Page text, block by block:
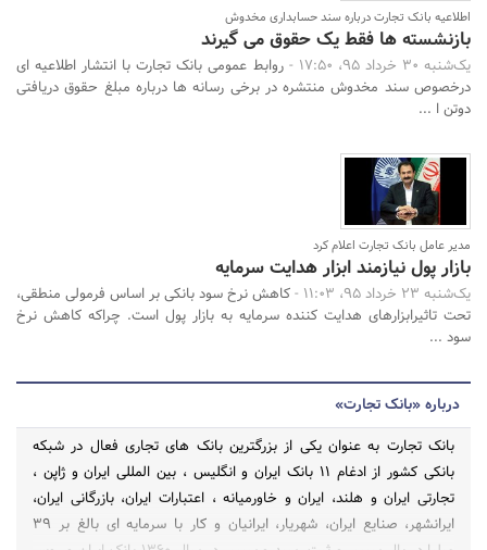
اطلاعیه بانک تجارت درباره سند حسابداری مخدوش
بازنشسته ها فقط یک حقوق می گیرند
یک‌شنبه 30 خرداد 95، 17:50 -
روابط عمومی بانک تجارت با انتشار اطلاعیه ای
درخصوص سند مخدوش منتشره در برخی رسانه ها درباره مبلغ حقوق دریافتی
دوتن ا ...
مدیر عامل بانک تجارت اعلام کرد
بازار پول نیازمند ابزار هدایت سرمایه
یک‌شنبه 23 خرداد 95، 11:03 -
کاهش نرخ سود بانکی بر اساس فرمولی منطقی،
تحت تاثیرابزارهای هدایت کننده سرمایه به بازار پول است. چراکه کاهش نرخ
سود ...
درباره «بانک تجارت»
بانک تجارت به عنوان یکی از بزرگترین بانک های تجاری فعال در شبکه
بانکی کشور از ادغام 11 بانک ایران و انگلیس ، بین المللی ایران و ژاپن ،
تجارتی ایران و هلند، ایران و خاورمیانه ، اعتبارات ایران، بازرگانی ایران،
ایرانشهر، صنایع ایران، شهریار، ایرانیان و کار با سرمایه ای بالغ بر 39